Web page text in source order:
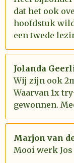
dat het ook
hoofdstuk
een twede
Jolanda
Wij zijn ook
Waarvan 1x
gewonnen.
Marjon van
Mooi werk Jos